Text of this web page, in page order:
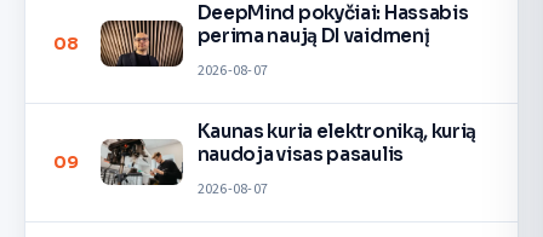
08
DeepMind pokyčiai: Hassabis
perima naują DI vaidmenį
2026-08-07
09
Kaunas kuria elektroniką, kurią
naudoja visas pasaulis
2026-08-07